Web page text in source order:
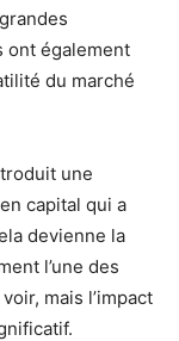
ont également
du marché
une
capital qui a
devienne la
l’une des
mais l’impact